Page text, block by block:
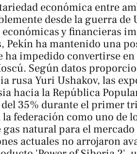
económica entre
desde la guerra de
económicas y financieras
Pekín ha mantenido una
ha impedido convertirse
Según datos
rusa Yuri Ushakov, las
hacia la República
35% durante el primer
federación como uno de
gas natural para el
actuales no arrojaron